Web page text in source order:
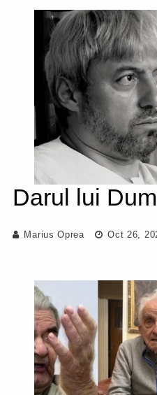
Darul lui
Marius Oprea Oct 26,